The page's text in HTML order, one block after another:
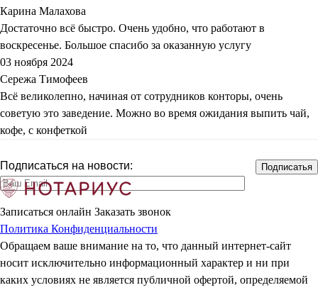
Карина Малахова
Достаточно всё быстро. Очень удобно, что работают в
воскресенье. Большое спасибо за оказанную услугу
03 ноября 2024
Сережа Тимофеев
Всё великолепно, начиная от сотрудников конторы, очень
советую это заведение. Можно во время ожидания выпить чай,
кофе, с конфеткой
Подписаться на новости:
Записаться онлайн Заказать звонок
Политика Конфиденциальности
Обращаем ваше внимание на то, что данный интернет-сайт
носит исключительно информационный характер и ни при
каких условиях не является публичной офертой, определяемой